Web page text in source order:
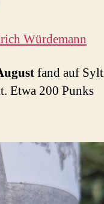
Würdemann
fand auf Sylt
Etwa 200 Punks